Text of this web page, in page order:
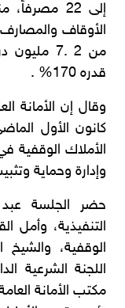
إلى 22
الأوقاف والمصارف
قدره 170% .
كانون الأول
الأملاك الوقفية
وإدارة وحماية
حضر الجلسة
التنفيذية، وأمل
الوقفية،
اللجنة الشرعية
مكتب الأمانة